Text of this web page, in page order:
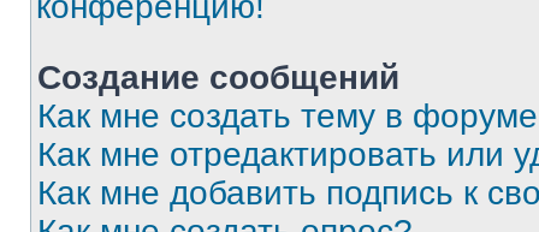
Создание сообщений
Как мне создать тему в
Как мне отредактировать или
Как мне добавить подпись к